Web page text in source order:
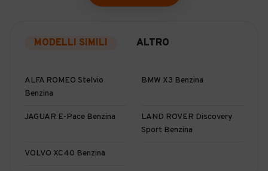
MODELLI SIMILI ALTRO
ALFA ROMEO Stelvio
Benzina
BMW X3 Benzina
JAGUAR E-Pace Benzina
LAND ROVER Discovery
Sport Benzina
VOLVO XC40 Benzina